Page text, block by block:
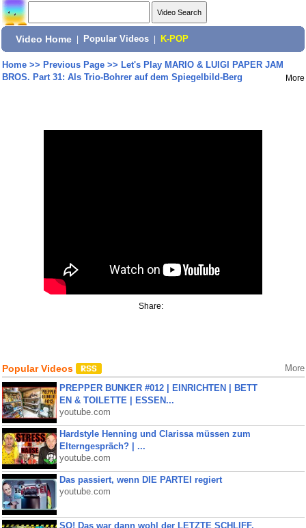
Video Home Popular Videos K-POP
Home>> Previous Page>> Let's Play MARIO & LUIGI PAPER JAM
BROS. Part 31: Als Trio-Bohrer auf dem Spiegelbild-Berg
More
Share:
Popular Videos More
PREPPER BUNKER #012 | EINRICHTEN | BETT
EN & TOILETTE | ESSEN...
youtube.com
Hardstyle Henning und Clarissa müssen zum
Elterngespräch? | ...
youtube.com
Das passiert, wenn DIE PARTEI regiert
youtube.com
SO! Das war dann wohl der LETZTE SCHLIFF,